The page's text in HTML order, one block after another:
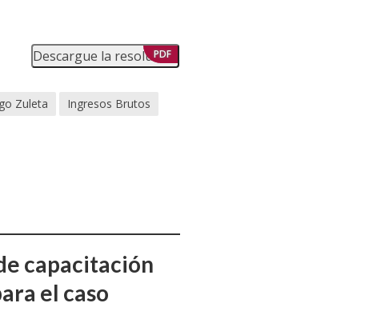
Descargue la resolución
PDF
Zuleta Ingresos Brutos
capacitación
el caso